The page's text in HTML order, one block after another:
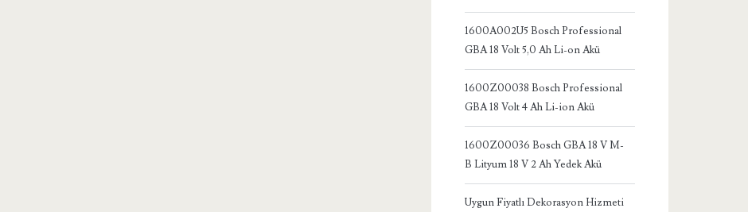
1600A002U5 Bosch Professional
GBA 18 Volt 5,0 Ah Li-on Akü
1600Z00038 Bosch Professional
GBA 18 Volt 4 Ah Li-ion Akü
1600Z00036 Bosch GBA 18 V M-
B Lityum 18 V 2 Ah Yedek Akü
Uygun Fiyatlı Dekorasyon Hizmeti